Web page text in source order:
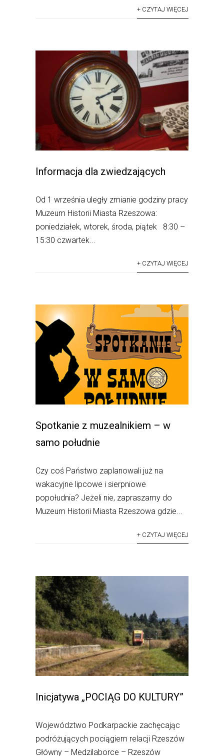
+ CZYTAJ WIĘCEJ
Informacja dla zwiedzających
Od 1 września uległy zmianie godziny pracy
Muzeum Historii Miasta Rzeszowa:
poniedziałek, wtorek, środa, piątek 8:30 –
15:30 czwartek...
+ CZYTAJ WIĘCEJ
Spotkanie z muzealnikiem – w
samo południe
Czy coś Państwo zaplanowali już na
wakacyjne lipcowe i sierpniowe
popołudnia? Jeżeli nie, zapraszamy do
Muzeum Historii Miasta Rzeszowa gdzie...
+ CZYTAJ WIĘCEJ
Inicjatywa „POCIĄG DO KULTURY”
Województwo Podkarpackie zachęcając
podróżujących pociągiem relacji Rzeszów
Główny – Medzilaborce – Rzeszów